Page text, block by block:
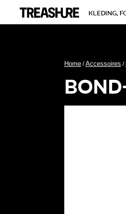
kleding,
Home /Accessoires /